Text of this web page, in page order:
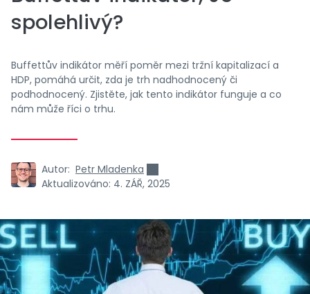
spolehlivý?
Buffettův indikátor měří poměr mezi tržní kapitalizací a
HDP, pomáhá určit, zda je trh nadhodnocený či
podhodnocený. Zjistěte, jak tento indikátor funguje a co
nám může říci o trhu.
Autor: Petr Mladenka
Aktualizováno: 4. ZÁŘ, 2025